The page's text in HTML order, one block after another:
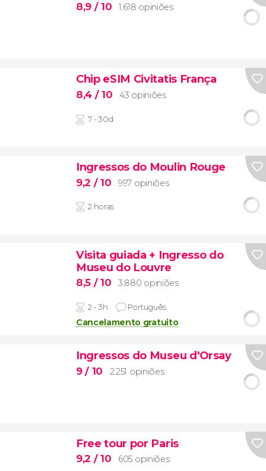
8,9 / 10 1.618 opiniões
Chip eSIM Civitatis França
8,4 / 10 43 opiniões
7 - 30d
Ingressos do Moulin Rouge
9,2 / 10 997 opiniões
2 horas
Visita guiada + Ingresso do
Museu do Louvre
8,5 / 10 3.880 opiniões
2 - 3h Português
Cancelamento gratuito
Ingressos do Museu d'Orsay
9/ 10 2.251 opiniões
Free tour por Paris
9,2 / 10 605 opiniões